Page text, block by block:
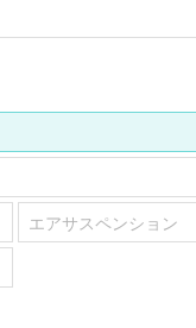
エアサスペンション